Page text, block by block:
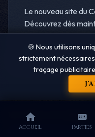
Le nouveau site du
Découvrez dès
Parayoub1968
Le Cénacle d'Arras
Le Cénacle d’Arras,
🍪 Nous utilisons
strictement
traçage
Accueil Parties